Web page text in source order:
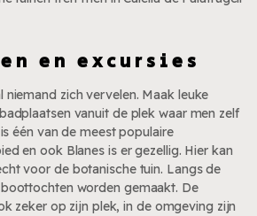
en excursies
niemand zich vervelen. Maak leuke
vanuit de plek waar men zelf
één van de meest populaire
en ook Blanes is er gezellig. Hier kan
voor de botanische tuin. Langs de
worden gemaakt. De
zeker op zijn plek, in de omgeving zijn